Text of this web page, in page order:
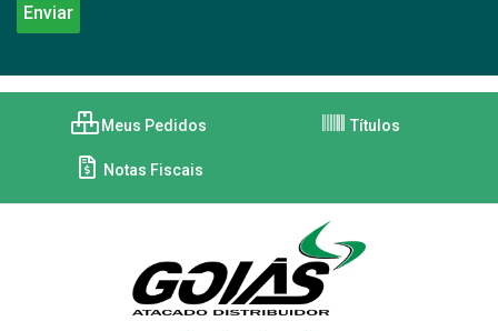
Meus Pedidos Títulos
Notas Fiscais